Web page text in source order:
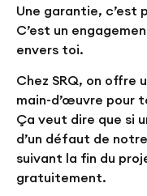
Une garantie, c’est
C’est un
envers toi.
Chez SRQ, on offre
main-d’œuvre pour
Ça veut dire que si
d’un défaut de
suivant la fin du
gratuitement.